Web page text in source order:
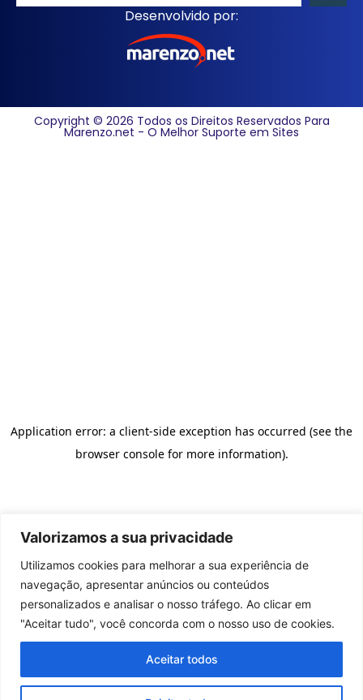
Valorizamos a sua privacidade
Utilizamos cookies para melhorar a sua experiência de
navegação, apresentar anúncios ou conteúdos
personalizados e analisar o nosso tráfego. Ao clicar em
"Aceitar tudo", você concorda com o nosso uso de cookies.
Aceitar todos
Desenvolvido por:
Copyright © 2026 Todos os Direitos Reservados Para
Marenzo.net - O Melhor Suporte em Sites